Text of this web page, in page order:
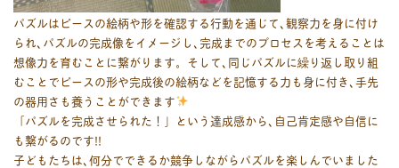
パズルはピースの絵柄や形を確認する行動を通じて､観察力を身に付け
られ､パズルの完成像をイメージし､完成までのプロセスを考えることは
想像力を育むことに繋がります。そして､同じパズルに繰り返し取り組
むことでピースの形や完成後の絵柄などを記憶する力も身に付き､手先
の器用さも養うことができます
「パズルを完成させられた！」という達成感から､自己肯定感や自信に
も繋がるのです!!
子どもたちは､何分でできるか競争しながらパズルを楽しんでいました